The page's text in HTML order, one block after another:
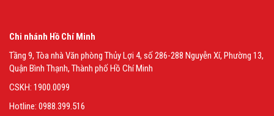
Chi nhánh Hồ Chí Minh
Tầng 9, Tòa nhà Văn phòng Thủy Lợi 4, số 286-288 Nguyễn Xí, Phường 13,
Quận Bình Thạnh, Thành phố Hồ Chí Minh
CSKH: 1900.0099
Hotline: 0988.399.516